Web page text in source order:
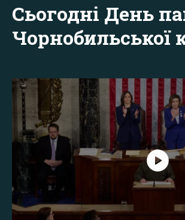
Сьогодні День
Чорнобильської